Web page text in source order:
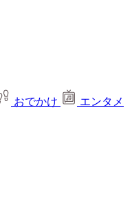
おでかけ
エンタメ